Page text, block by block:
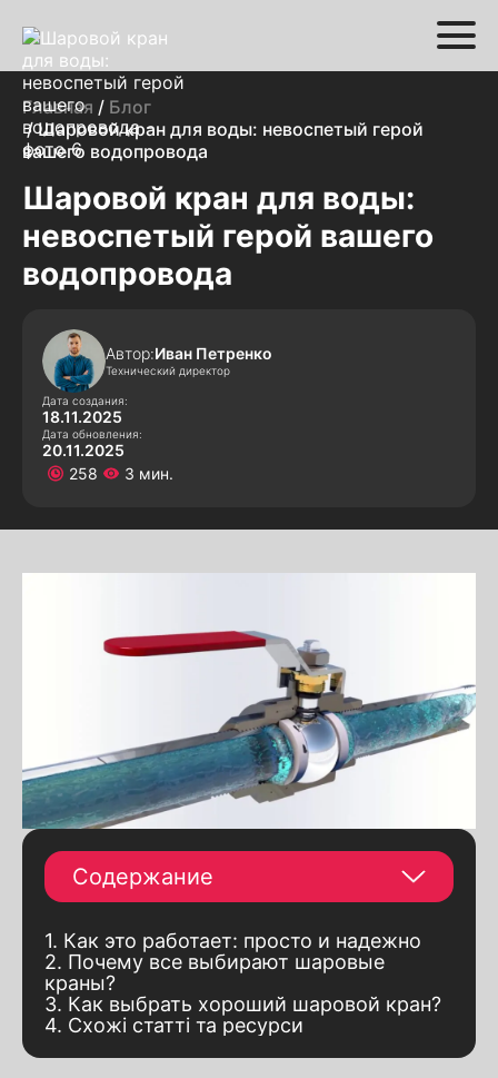
Главная / Блог
/ Шаровой кран для воды: невоспетый герой
вашего водопровода
Шаровой кран для воды:
невоспетый герой вашего
водопровода
Автор:Иван Петренко
Технический директор
Дата создания:
18.11.2025
Дата обновления:
20.11.2025
258
3 мин.
Содержание
1. Как это работает: просто и надежно
2. Почему все выбирают шаровые
краны?
3. Как выбрать хороший шаровой кран?
4. Схожі статті та ресурси